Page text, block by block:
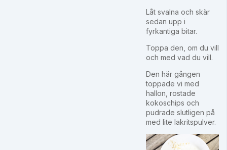
Låt svalna och skär
sedan upp i
fyrkantiga bitar.
Toppa den, om du vill
och med vad du vill.
Den här gången
toppade vi med
hallon, rostade
kokoschips och
pudrade slutligen på
med lite lakritspulver.